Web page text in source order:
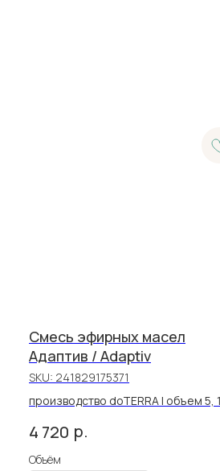
Смесь эфирных масел
Адаптив / Adaptiv
SKU: 241829175371
производство doTERRA | объем 5,
4 720 р.
Объём